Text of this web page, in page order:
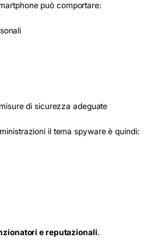
può comportare:
di sicurezza adeguate
il tema spyware è quindi:
e reputazionali.